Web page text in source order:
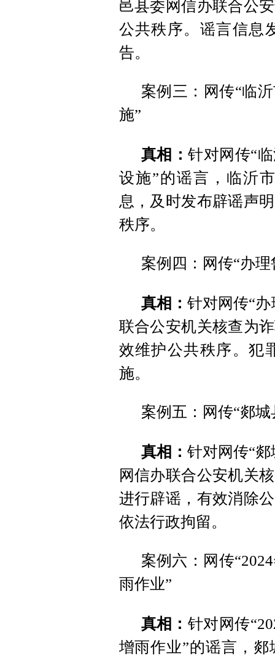
邑县委网信办联合公
公共秩序。谣言信息
告。
案例三：网传“临
施”
真相：针对网传“
设施”的谣言，临沂
息，及时发布辟谣声
秩序。
案例四：网传“办理
真相： 针对网传“
联合公安机关核查为
效维护公共秩序。犯
施。
案例五：网传“郯
真相： 针对网传“
网信办联合公安机关
进行辟谣，有效消除
依法行政拘留。
案例六：网传
雨作业”
真相： 针对网传
增雨作业”的谣言，